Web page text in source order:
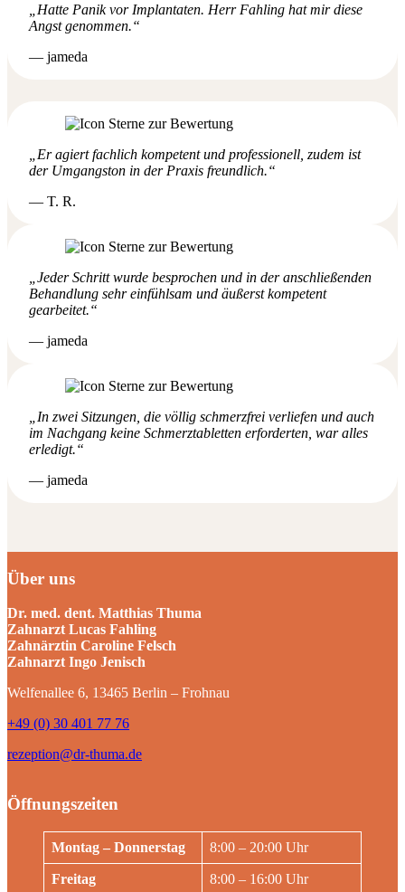
„Hatte Panik vor Implantaten. Herr Fahling hat mir diese
Angst genommen.“
— jameda
„Er agiert fachlich kompetent und professionell, zudem ist
der Umgangston in der Praxis freundlich.“
— T. R.
„Jeder Schritt wurde besprochen und in der anschließenden
Behandlung sehr einfühlsam und äußerst kompetent
gearbeitet.“
— jameda
„In zwei Sitzungen, die völlig schmerzfrei verliefen und auch
im Nachgang keine Schmerztabletten erforderten, war alles
erledigt.“
— jameda
Über uns
Dr. med. dent. Matthias Thuma
Zahnarzt Lucas Fahling
Zahnärztin Caroline Felsch
Zahnarzt Ingo Jenisch
Welfenallee 6, 13465 Berlin – Frohnau
+49 (0) 30 401 77 76
rezeption@dr-thuma.de
Öffnungszeiten
Montag – Donnerstag 8:00 – 20:00 Uhr
Freitag 8:00 – 16:00 Uhr